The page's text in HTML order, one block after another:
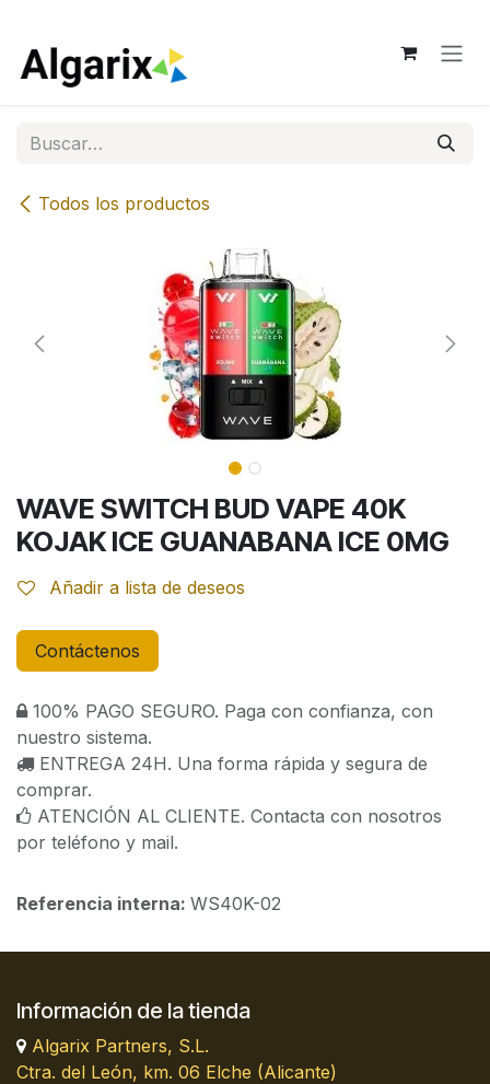
Todos los productos
WAVE SWITCH BUD VAPE 40K
KOJAK ICE GUANABANA ICE 0MG
Añadir a lista de deseos
Contáctenos
100% PAGO SEGURO. Paga con confianza, con
nuestro sistema.
ENTREGA 24H. Una forma rápida y segura de
comprar.
ATENCIÓN AL CLIENTE. Contacta con nosotros
por teléfono y mail.
Referencia interna: WS40K-02
Información de la tienda
Algarix Partners, S.L.
Ctra. del León, km. 06 Elche (Alicante)